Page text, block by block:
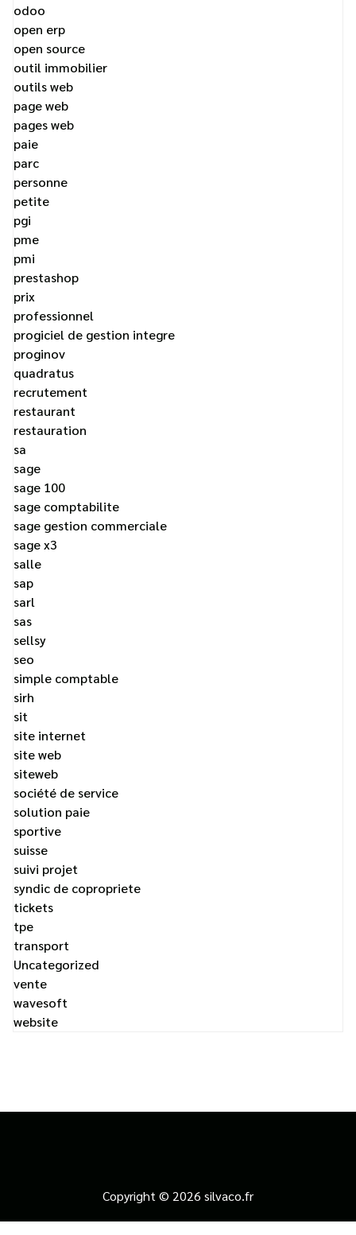
odoo
open erp
open source
outil immobilier
outils web
page web
pages web
paie
parc
personne
petite
pgi
pme
pmi
prestashop
prix
professionnel
progiciel de gestion integre
proginov
quadratus
recrutement
restaurant
restauration
sa
sage
sage 100
sage comptabilite
sage gestion commerciale
sage x3
salle
sap
sarl
sas
sellsy
seo
simple comptable
sirh
sit
site internet
site web
siteweb
société de service
solution paie
sportive
suisse
suivi projet
syndic de copropriete
tickets
tpe
transport
Uncategorized
vente
wavesoft
website
Copyright © 2026 silvaco.fr